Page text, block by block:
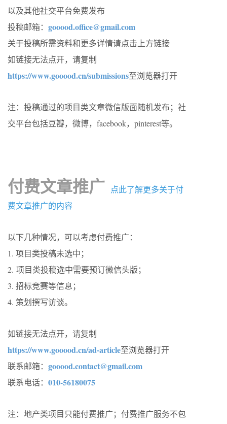
以及其他社交平台免费发布
投稿邮箱： gooood.office@gmail.com
关于投稿所需资料和更多详情请点击上方链接
如链接无法点开，请复制
https://www.gooood.cn/submissions至浏览器打开
注：投稿通过的项目类文章微信版面随机发布；社
交平台包括豆瓣，微博，facebook，pinterest等。
付费文章推广
点此了解更多关于付
费文章推广的内容
以下几种情况，可以考虑付费推广：
1. 项目类投稿未选中；
2. 项目类投稿选中需要预订微信头版；
3. 招标竞赛等信息；
4. 策划撰写访谈。
如链接无法点开，请复制
https://www.gooood.cn/ad-article至浏览器打开
联系邮箱： gooood.contact@gmail.com
联系电话： 010-56180075
注：地产类项目只能付费推广；付费推广服务不包